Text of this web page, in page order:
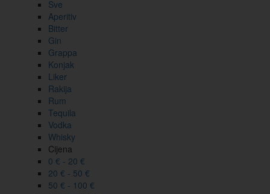
Sve
Aperitiv
Bitter
Gin
Grappa
Konjak
Liker
Rakija
Rum
Tequila
Vodka
Whisky
Cijena
0 € - 20 €
20 € - 50 €
50 € - 100 €